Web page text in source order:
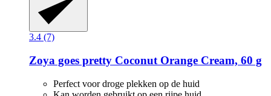
3.4 (7)
Zoya goes pretty Coconut Orange Cream, 60 g
Perfect voor droge plekken op de huid